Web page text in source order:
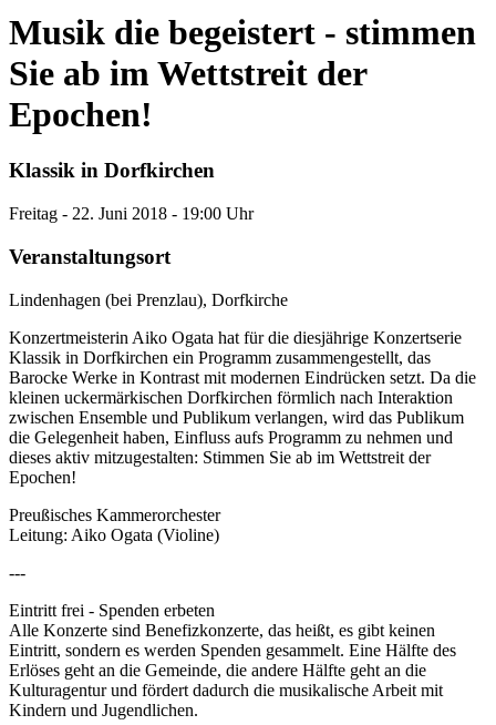
Musik die begeistert - stimmen
Sie ab im Wettstreit der
Epochen!
Klassik in Dorfkirchen
Freitag - 22. Juni 2018 - 19:00 Uhr
Veranstaltungsort
Lindenhagen (bei Prenzlau), Dorfkirche
Konzertmeisterin Aiko Ogata hat für die diesjährige Konzertserie
Klassik in Dorfkirchen ein Programm zusammengestellt, das
Barocke Werke in Kontrast mit modernen Eindrücken setzt. Da die
kleinen uckermärkischen Dorfkirchen förmlich nach Interaktion
zwischen Ensemble und Publikum verlangen, wird das Publikum
die Gelegenheit haben, Einfluss aufs Programm zu nehmen und
dieses aktiv mitzugestalten: Stimmen Sie ab im Wettstreit der
Epochen!
Preußisches Kammerorchester
Leitung: Aiko Ogata (Violine)
---
Eintritt frei - Spenden erbeten
Alle Konzerte sind Benefizkonzerte, das heißt, es gibt keinen
Eintritt, sondern es werden Spenden gesammelt. Eine Hälfte des
Erlöses geht an die Gemeinde, die andere Hälfte geht an die
Kulturagentur und fördert dadurch die musikalische Arbeit mit
Kindern und Jugendlichen.